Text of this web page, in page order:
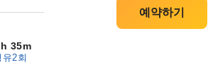
35m
유2회